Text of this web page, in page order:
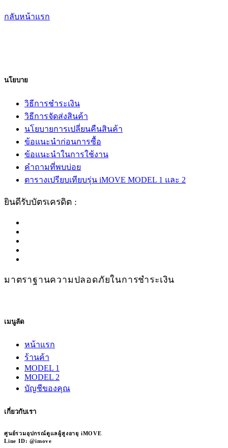
กลับหน้าแรก
นโยบาย
วิธีการชำระเงิน
วิธีการจัดส่งสินค้า
นโยบายการเปลี่ยนคืนสินค้า
ข้อแนะนำก่อนการซื้อ
ข้อแนะนำในการใช้งาน
คำถามที่พบบ่อย
ตารางเปรียบเทียบรุ่น iMOVE MODEL 1 และ 2
ยินดีรับบัตรเครดิต :
มาตราฐานความปลอดภัยในการชำระเงิน
เมนูลัด
หน้าแรก
ร้านค้า
MODEL 1
MODEL 2
บัญชีของคุณ
เกี่ยวกับเรา
ศูนย์รวมอุปกรณ์ดูแลผู้สูงอายุ iMOVE
Line ID: @imove